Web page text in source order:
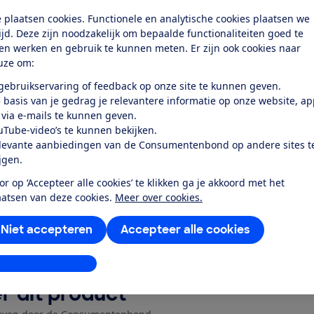
plaatsen cookies. Functionele en analytische cookies plaatsen we
Deze zijn noodzakelijk om bepaalde functionaliteiten goed te
werken en gebruik te kunnen meten. Er zijn ook cookies naar
om:
of feedback op onze site te kunnen geven.
basis van je gedrag je relevantere informatie op onze website,
e-mails te kunnen geven.
video’s te kunnen bekijken.
aanbiedingen van de Consumentenbond op andere sites
op ‘Accepteer alle cookies’ te klikken ga je akkoord met het
van deze cookies. Meer over cookies.
Accepteer alle cookies
Niet accepteren
aanpassen
toegang tot deze test?
Word lid
Al lid? Log in
dit product